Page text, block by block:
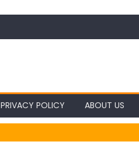
PRIVACY POLICY ABOUT US